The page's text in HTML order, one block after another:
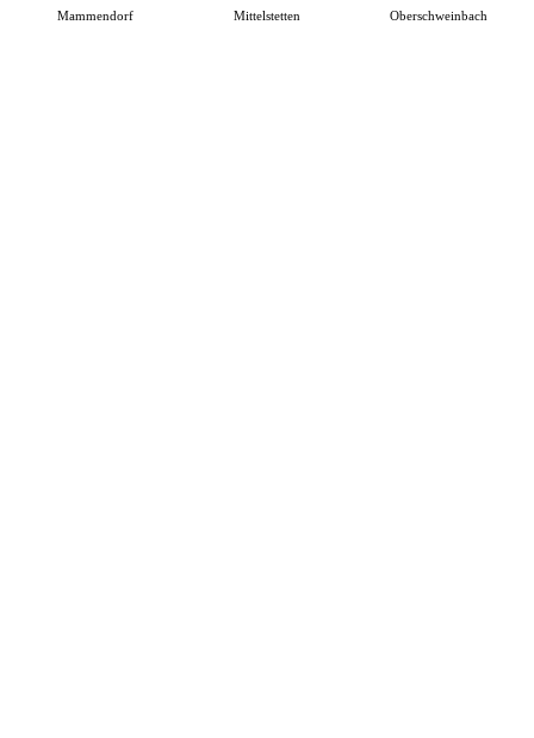
Mammendorf Mittelstetten Oberschweinbach